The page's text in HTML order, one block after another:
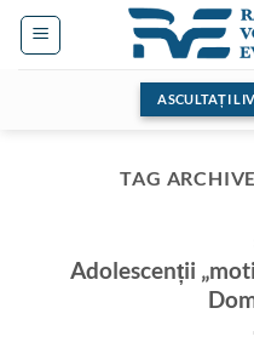
Skip
ASCULTAȚI
TAG
Adolescenții